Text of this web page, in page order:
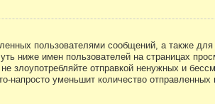
пользователями сообщений, а также
ниже имен пользователей на страницах
злоупотребляйте отправкой ненужных и
уменьшит количество